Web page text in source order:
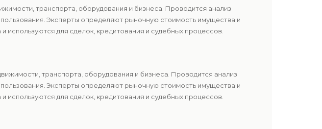
транспорта, оборудования и бизнеса. Проводится анализ
Эксперты определяют рыночную стоимость имущества и
для сделок, кредитования и судебных процессов.
транспорта, оборудования и бизнеса. Проводится анализ
Эксперты определяют рыночную стоимость имущества и
для сделок, кредитования и судебных процессов.